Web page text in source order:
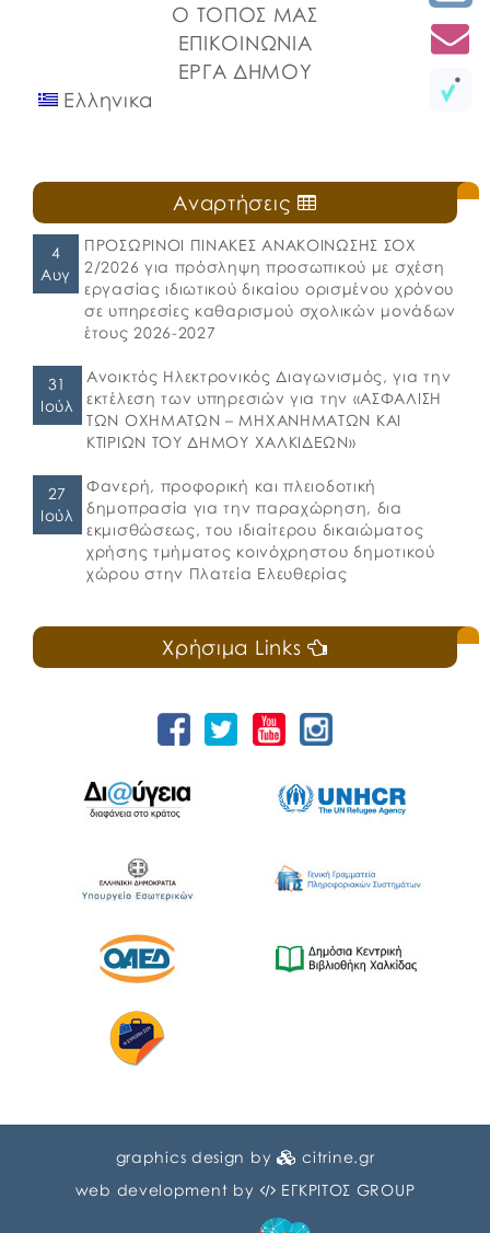
Ο ΤΟΠΟΣ ΜΑΣ
ΕΠΙΚΟΙΝΩΝΙΑ
ΕΡΓΑ ΔΗΜΟΥ
Ελληνικα
Αναρτήσεις
4
Αυγ
ΠΡΟΣΩΡΙΝΟΙ ΠΙΝΑΚΕΣ ΑΝΑΚΟΙΝΩΣΗΣ ΣΟΧ
2/2026 για πρόσληψη προσωπικού με σχέση
εργασίας ιδιωτικού δικαίου ορισμένου χρόνου
σε υπηρεσίες καθαρισμού σχολικών μονάδων
έτους 2026-2027
31
Ιούλ
Ανοικτός Ηλεκτρονικός Διαγωνισμός, για την
εκτέλεση των υπηρεσιών για την «ΑΣΦΑΛΙΣΗ
ΤΩΝ ΟΧΗΜΑΤΩΝ – ΜΗΧΑΝΗΜΑΤΩΝ ΚΑΙ
ΚΤΙΡΙΩΝ ΤΟΥ ΔΗΜΟΥ ΧΑΛΚΙΔΕΩΝ»
27
Ιούλ
Φανερή, προφορική και πλειοδοτική
δημοπρασία για την παραχώρηση, δια
εκμισθώσεως, του ιδιαίτερου δικαιώματος
χρήσης τμήματος κοινόχρηστου δημοτικού
χώρου στην Πλατεία Ελευθερίας
Χρήσιμα Links
graphics design by
citrine.gr
web development by
ΕΓΚΡΙΤΟΣ GROUP